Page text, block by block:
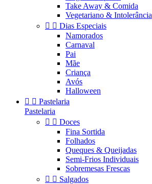
Take Away & Comida
Vegetariano & Intolerância
  Dias Especiais
Namorados
Carnaval
Pai
Mãe
Criança
Avós
Halloween
  Pastelaria
Pastelaria
  Doces
Fina Sortida
Folhados
Queques & Queijadas
Semi-Frios Individuais
Sobremesas Frescas
  Salgados